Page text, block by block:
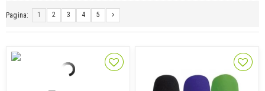
Pagina: 1 2 3 4 5